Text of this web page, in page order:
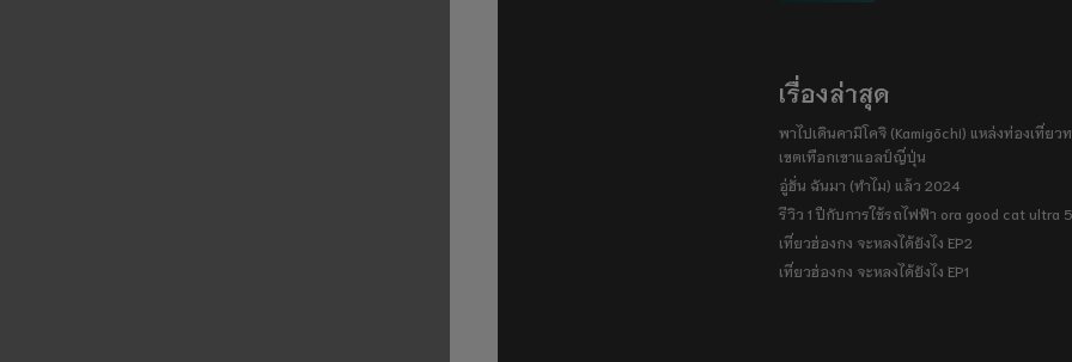
เรื่องล่าสุด
พาไปเดินคามิโคจิ (Kamigōchi) แหล่งท่องเที่ยว
เขตเทือกเขาแอลป์ญี่ปุ่น
อู่ฮั่น ฉันมา (ทำไม) แล้ว 2024
รีวิว 1 ปีกับการใช้รถไฟฟ้า ora good cat ultra
เที่ยวฮ่องกง จะหลงได้ยังไง EP2
เที่ยวฮ่องกง จะหลงได้ยังไง EP1